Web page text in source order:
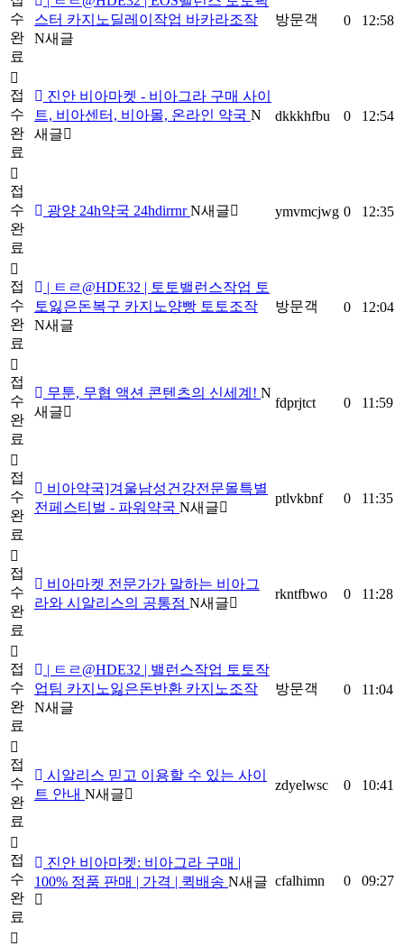
수
완
료
스터 카지노딜레이작업 바카라조작
N새글
방문객 0 12:58
접
수
완
료
진안 비아마켓 - 비아그라 구매 사이
트, 비아센터, 비아몰, 온라인 약국 N
새글
dkkkhfbu 0 12:54
접
수
완
료
광양 24h약국 24hdirrnrN새글 ymvmcjwg 0 12:35
접
수
완
료
| ㅌㄹ@HDE32 | 토토밸런스작업 토
토잃은돈복구 카지노양빵 토토조작
N새글
방문객 0 12:04
접
수
완
료
무툰, 무협 액션 콘텐츠의 신세계! N
새글
fdprjtct 0 11:59
접
수
완
료
비아약국]겨울남성건강전문몰특별
전페스티벌 - 파워약국 N새글
ptlvkbnf 0 11:35
접
수
완
료
비아마켓 전문가가 말하는 비아그
라와 시알리스의 공통점 N새글
rkntfbwo 0 11:28
접
수
완
료
| ㅌㄹ@HDE32 | 밸런스작업 토토작
업팀 카지노잃은돈반환 카지노조작
N새글
방문객 0 11:04
접
수
완
료
시알리스 믿고 이용할 수 있는 사이
트 안내 N새글
zdyelwsc 0 10:41
접
수
완
료
진안 비아마켓: 비아그라 구매 |
100% 정품 판매 | 가격 | 퀵배송 N새글 cfalhimn 0 09:27